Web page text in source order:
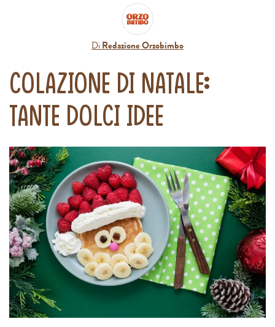
DiRedazione Orzobimbo
Colazione di Natale:
tante dolci idee